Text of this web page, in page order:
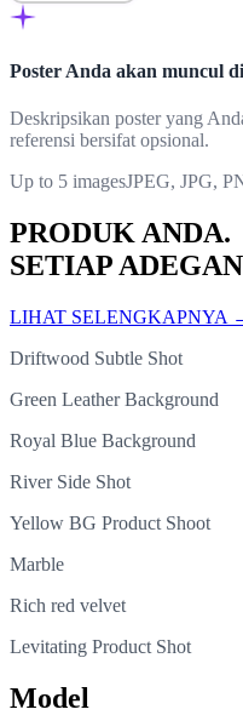
Poster Anda akan muncul
Deskripsikan poster yang
referensi bersifat opsional.
Up to 5 imagesJPEG, JPG,
PRODUK ANDA.
SETIAP
LIHAT SELENGKAPNYA
Driftwood Subtle Shot
Green Leather Background
Royal Blue Background
River Side Shot
Yellow BG Product Shoot
Marble
Rich red velvet
Levitating Product Shot
Model